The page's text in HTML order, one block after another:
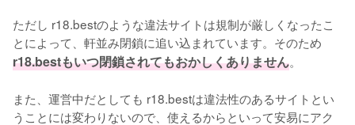
ただし r18.bestのような違法サイトは規制が厳しくなったこ
r18.bestもいつ閉鎖されてもおかしくありません。
また、運営中だとしても r18.bestは違法性のあるサイトとい
うことには変わりないので、使えるからといって安易にアク